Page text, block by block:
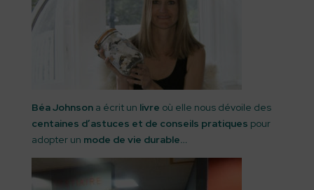
Béa Johnsona écrit un livre où elle nous dévoile des
centaines d’astuces et de conseils pratiques pour
adopter un mode de vie durable…